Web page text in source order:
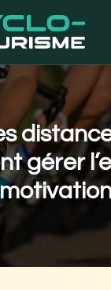
gérer